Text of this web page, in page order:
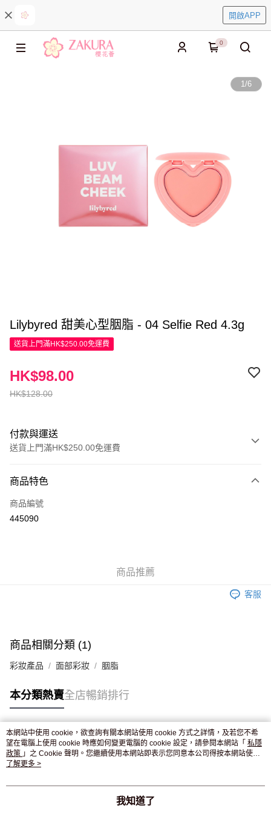
開啟APP
0
1/6
Lilybyred 甜美心型胭脂 - 04 Selfie Red 4.3g
送貨上門滿HK$250.00免運費
HK$128.00
HK$98.00
付款與運送
送貨上門滿HK$250.00免運費
信用卡
Apple Pay
付款後門市自取，訂單確認後2-4個工作天到店，7天內取。逾期後
商品特色
商品編號
445090
商品推薦
客服
商品相關分類 (1)
彩妝產品 面部彩妝 胭脂
本分類熱賣全店暢銷排行
熱門標籤
熱銷排行
本網站中使用 cookie，欲查詢有關本網站使用 cookie 方式之詳情，及若您不希
望在電腦上使用 cookie 時應如何變更電腦的 cookie 設定，請參閱本網站「 私隱
政策 」之 Cookie 聲明。您繼續使用本網站即表示您同意本公司得按本網站使用
條款之 Cookie 聲明使用 cookie。
了解更多 >
我知道了